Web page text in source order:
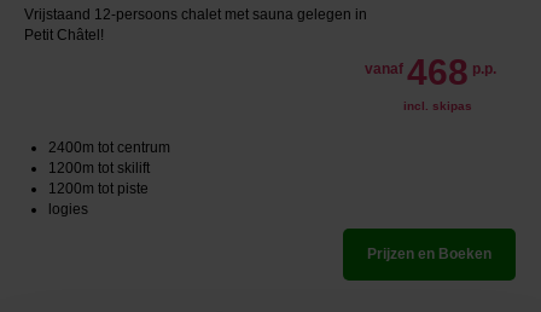
Vrijstaand 12-persoons chalet met sauna gelegen in
Petit Châtel!
vanaf 468 p.p.
incl. skipas
2400m tot centrum
1200m tot skilift
1200m tot piste
logies
Prijzen en Boeken